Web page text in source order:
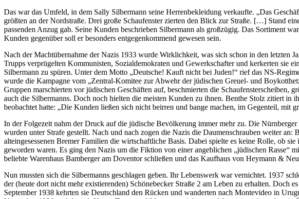
Das war das Umfeld, in dem Sally Silbermann seine Herrenbekleidung verkaufte. „Das
größten an der Nordstraße. Drei große Schaufenster zierten den Blick zur Straße. […] Stand
passenden Anzug gab. Seine Kunden beschrieben Silbermann als großzügig. Das Sortiment
Kunden gegenüber soll er besonders entgegenkommend gewesen sein.
Nach der Machtübernahme der Nazis 1933 wurde Wirklichkeit, was sich schon in den letzten
Trupps verprügelten Kommunisten, Sozialdemokraten und Gewerkschafter und kerkerten sie
Silbermann zu spüren. Unter dem Motto „Deutsche! Kauft nicht bei Juden!“ rief das NS-
wurde die Kampagne vom „Zentral-Komitee zur Abwehr der jüdischen Greuel- und
Gruppen marschierten vor jüdischen Geschäften auf, beschmierten die
auch die Silbermanns. Doch noch hielten die meisten Kunden zu ihnen. Benthe Stolz zitiert
beobachtet hatte: „Die Kunden ließen sich nicht beirren und bange machen, im Gegenteil, mit
In der Folgezeit nahm der Druck auf die jüdische Bevölkerung immer mehr zu. Die
wurden unter Strafe gestellt. Nach und nach zogen die Nazis die Daumenschrauben weiter
alteingesessenen Bremer Familien die wirtschaftliche Basis. Dabei spielte es keine Rolle, ob
geworden waren. Es ging den Nazis um die Fiktion von einer angeblichen „jüdischen Rasse“
beliebte Warenhaus Bamberger am Doventor schließen und das Kaufhaus von Heymann &
Nun mussten sich die Silbermanns geschlagen geben. Ihr Lebenswerk war vernichtet. 1937
der (heute dort nicht mehr existierenden) Schönebecker Straße 2 am Leben zu erhalten. Doch
September 1938 kehrten sie Deutschland den Rücken und wanderten nach Montevideo in